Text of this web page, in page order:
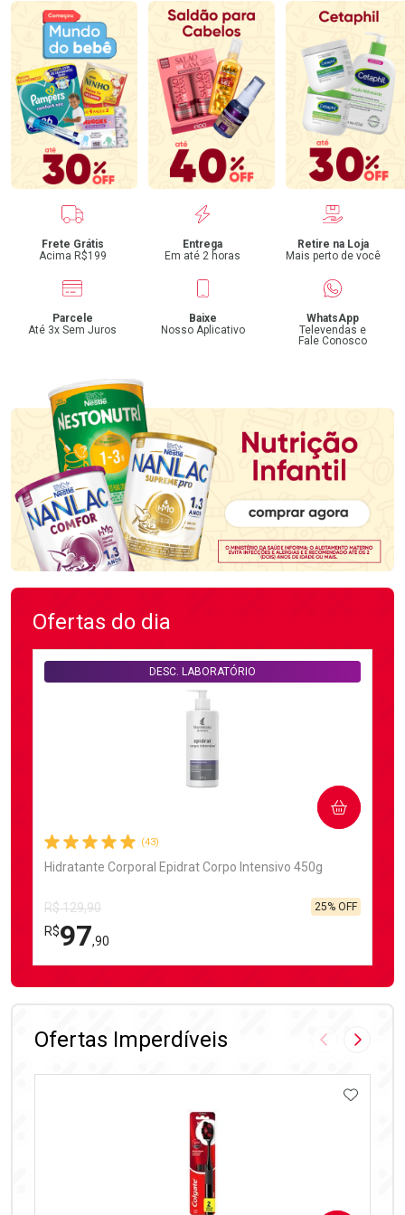
Benefícios
Frete Grátis
Acima R$199
Entrega
Em até 2 horas
Retire na Loja
Mais perto de você
Parcele
Até 3x Sem Juros
Baixe
Nosso Aplicativo
WhatsApp
Televendas e
Fale Conosco
Ofertas do dia
(43)
Hidratante Corporal Epidrat Corpo Intensivo 450g
DESC. LABORATÓRIO
R$ 129,90
R$97,90
25% OFF
COMPRAR
FECHAR
FECHAR
Ofertas Imperdíveis Imagem